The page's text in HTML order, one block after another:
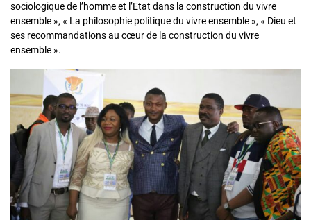
sociologique de l’homme et l’Etat dans la construction du vivre
ensemble », « La philosophie politique du vivre ensemble », « Dieu et
ses recommandations au cœur de la construction du vivre
ensemble ».